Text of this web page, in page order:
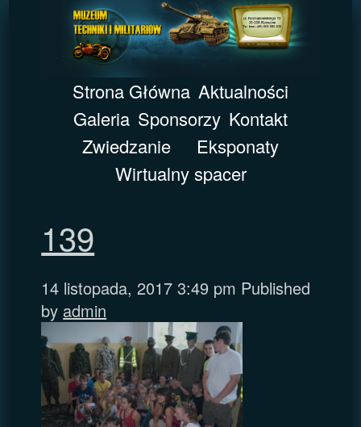
Strona Główna Aktualności
Galeria Sponsorzy Kontakt
Zwiedzanie
Eksponaty
Wirtualny spacer
139
14 listopada, 2017 3:49 pm Published
by admin